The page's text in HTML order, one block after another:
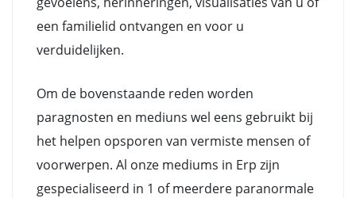
een familielid ontvangen en voor u
verduidelijken.
Om de bovenstaande reden worden
paragnosten en mediuns wel eens gebruikt bij
het helpen opsporen van vermiste mensen of
voorwerpen. Al onze mediums in Erp zijn
gespecialiseerd in 1 of meerdere paranormale